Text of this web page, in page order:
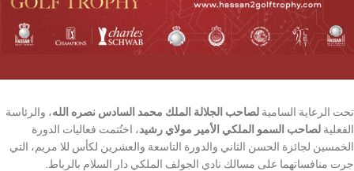
تحت الرعاية السامية لصاحب الجلالة الملك محمد السادس نصره الله، والرئاسة
الفعلية لصاحب السمو الملكي الأمير مولاي رشيد، اختُتمت فعاليات الدورة
الخمسين لجائزة الحسن الثاني والدورة التاسعة والعشرين لكأس للا مريم، التي
جرت منافساتهما على مسالك نادي الجولف الملكي دار السلام بالرباط.